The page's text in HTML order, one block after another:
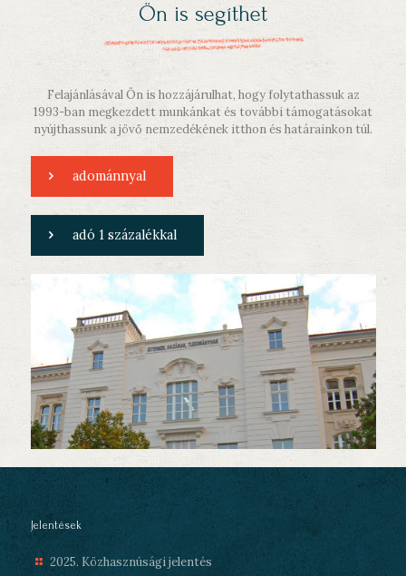
Ön is segíthet
Felajánlásával Ön is hozzájárulhat, hogy folytathassuk az
1993-ban megkezdett munkánkat és további támogatásokat
nyújthassunk a jövő nemzedékének itthon és határainkon túl.
adománnyal
adó 1 százalékkal
Jelentések
2025. Közhasznúsági jelentés